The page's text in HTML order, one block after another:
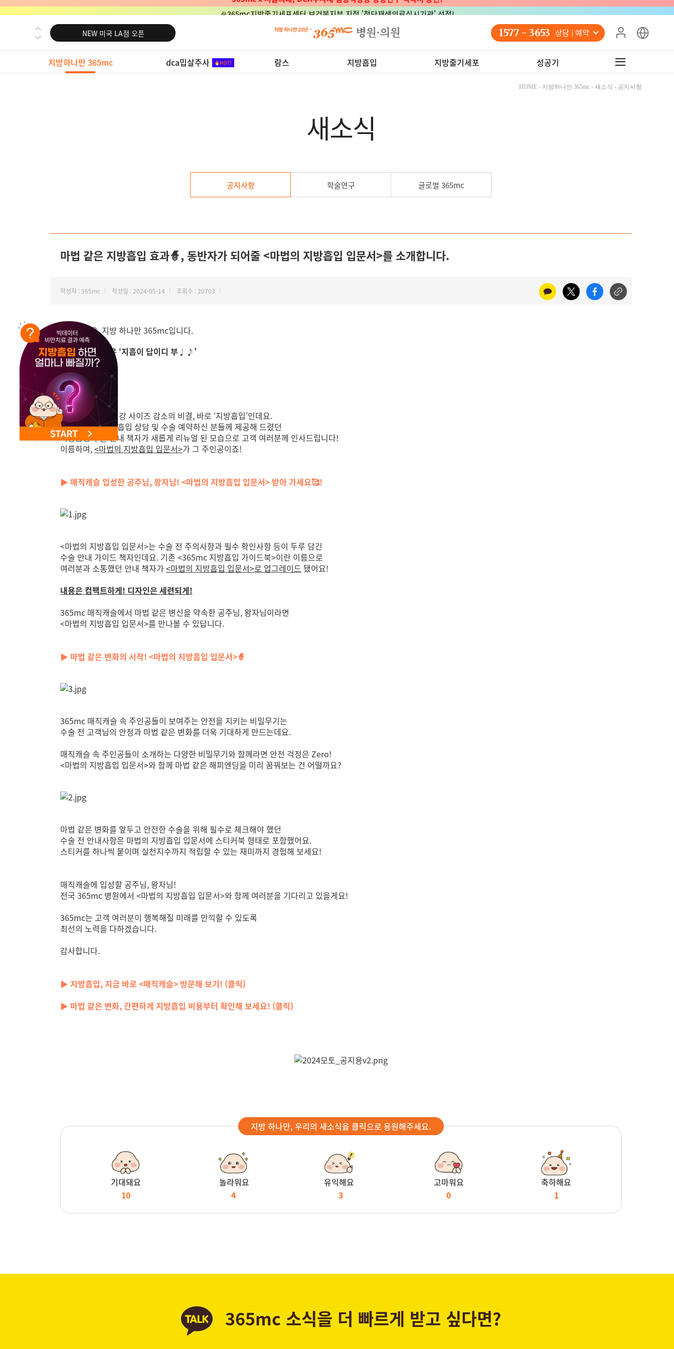
🎉365mc지방줄기세포센터 보건복지부 지정 '첨단재생의료실시기관' 선정!
NEW 미국 LA점 오픈
NEW 부산 지방줄기세포센터 오픈
NEW 영등포 지방줄기세포센터 오픈
NEW 교대 지방줄기세포센터 오픈
1577 - 3653 상담 예약
지방하나만 365mc dca밉살주사 람스 지방흡입 지방줄기세포 성공기
HOME - 지방하나만 365mc - 새소식 - 공지사항
새소식
공지사항 학술연구 글로벌 365mc
마법 같은 지방흡입 효과🧙, 동반자가 되어줄 <마법의 지방흡입 입문서>를 소개합니다.
작성자 : 365mc 작성일 : 2024-05-14 조회수 : 20703
안녕하세요, 지방 하나만 365mc입니다.
마법 같은 변신은 ‘지흡이 답이디 부♩♪’
마법 같은 지구 최강 사이즈 감소의 비결, 바로 ‘지방흡입’인데요.
365mc에서 지방흡입 상담 및 수술 예약하신 분들께 제공해 드렸던
지방흡입 수술 안내 책자가 새롭게 리뉴얼 된 모습으로 고객 여러분께 인사드립니다!
이름하여,<마법의 지방흡입 입문서>가 그 주인공이죠!
▶ 매직캐슬 입성한 공주님, 왕자님! <마법의 지방흡입 입문서> 받아 가세요🥰!
<마법의 지방흡입 입문서>는 수술 전 주의사항과 필수 확인사항 등이 두루 담긴
수술 안내 가이드 책자인데요. 기존 <365mc 지방흡입 가이드북>이란 이름으로
여러분과 소통했던 안내 책자가<마법의 지방흡입 입문서>로 업그레이드 됐어요!
내용은 컴팩트하게! 디자인은 세련되게!
365mc 매직캐슬에서 마법 같은 변신을 약속한 공주님, 왕자님이라면
<마법의 지방흡입 입문서>를 만나볼 수 있답니다.
▶ 마법 같은 변화의 시작! <마법의 지방흡입 입문서>🧙
365mc 매직캐슬 속 주인공들이 보여주는 안전을 지키는 비밀무기는
수술 전 고객님의 안정과 마법 같은 변화를 더욱 기대하게 만드는데요.
매직캐슬 속 주인공들이 소개하는 다양한 비밀무기와 함께라면 안전 걱정은 Zero!
<마법의 지방흡입 입문서>와 함께 마법 같은 해피엔딩을 미리 꿈꿔보는 건 어떨까요?
마법 같은 변화를 앞두고 안전한 수술을 위해 필수로 체크해야 했던
수술 전 안내사항은 마법의 지방흡입 입문서에 스티커북 형태로 포함했어요.
스티커를 하나씩 붙이며 실천지수까지 적립할 수 있는 재미까지 경험해 보세요!
매직캐슬에 입성할 공주님, 왕자님!
전국 365mc 병원에서 <마법의 지방흡입 입문서>와 함께 여러분을 기다리고 있을게요!
365mc는 고객 여러분이 행복해질 미래를 만끽할 수 있도록
최선의 노력을 다하겠습니다.
감사합니다.
▶ 지방흡입, 지금 바로 <매직캐슬> 방문해 보기! (클릭)
▶ 마법 같은 변화, 간편하게 지방흡입 비용부터 확인해 보세요! (클릭)
지방 하나만, 우리의 새소식을 클릭으로 응원해주세요.
기대돼요
10
놀라워요
4
유익해요
3
고마워요
0
축하해요
1
365mc 소식을 더 빠르게 받고 싶다면?